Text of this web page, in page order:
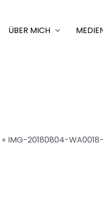
ÜBER MICH
IMG-20180804-